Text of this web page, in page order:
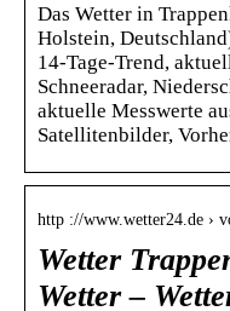
Das Wetter in
Holstein,
14-Tage-Trend,
Schneeradar,
aktuelle Messwerte
Satellitenbilder,
http ://www.wetter24.de ›
Wetter
Wetter –